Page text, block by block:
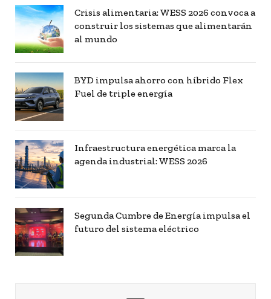
Crisis alimentaria: WESS 2026 convoca a
construir los sistemas que alimentarán
al mundo
BYD impulsa ahorro con híbrido Flex
Fuel de triple energía
Infraestructura energética marca la
agenda industrial: WESS 2026
Segunda Cumbre de Energía impulsa el
futuro del sistema eléctrico